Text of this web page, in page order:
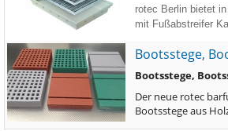
rotec Berlin bietet
mit Fußabstreifer
Bootsstege,
Bootsstege,
Der neue rotec
Bootsstege aus